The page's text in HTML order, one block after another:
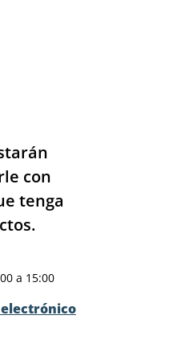
con
tenga
a 15:00